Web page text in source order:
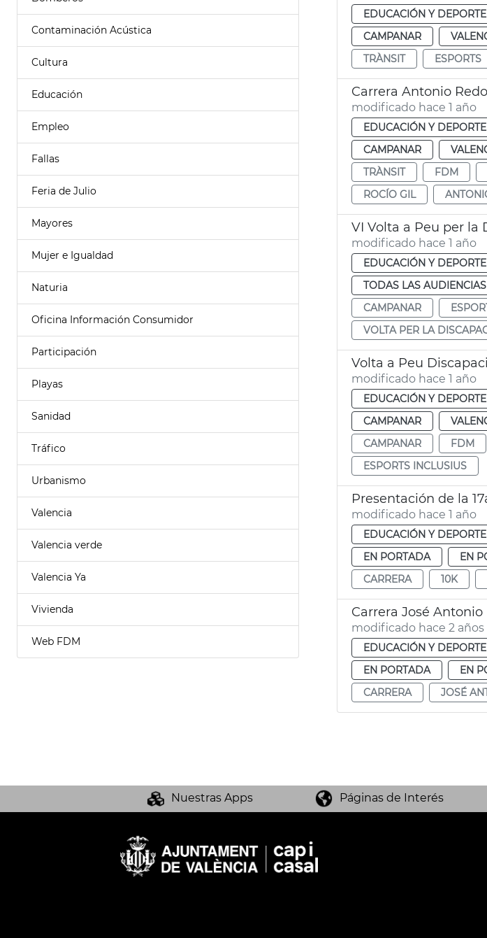
Contaminación Acústica
Cultura
Educación
Empleo
Fallas
Feria de Julio
Mayores
Mujer e Igualdad
Naturia
Oficina Información Consumidor
Participación
Playas
Sanidad
Tráfico
Urbanismo
Valencia
Valencia verde
Valencia Ya
Vivienda
Web FDM
EDUCACIÓN Y DEPORTE
CAMPANAR
TRÀNSIT
ESPORTS
Carrera Antonio
modificado hace 1 año
EDUCACIÓN Y DEPORTE
CAMPANAR
TRÀNSIT
FDM
ROCÍO GIL
VI Volta a Peu per la
modificado hace 1 año
EDUCACIÓN Y DEPORTE
TODAS LAS AUDIENCIAS
CAMPANAR
VOLTA PER LA
Volta a Peu
modificado hace 1 año
EDUCACIÓN Y DEPORTE
CAMPANAR
CAMPANAR
FDM
ESPORTS INCLUSIUS
Presentación de la
modificado hace 1 año
EDUCACIÓN Y DEPORTE
EN PORTADA
EN
CARRERA
10K
Carrera José
modificado hace 2 años
EDUCACIÓN Y DEPORTE
EN PORTADA
EN
CARRERA
JOSÉ
Nuestras Apps Páginas de Interés